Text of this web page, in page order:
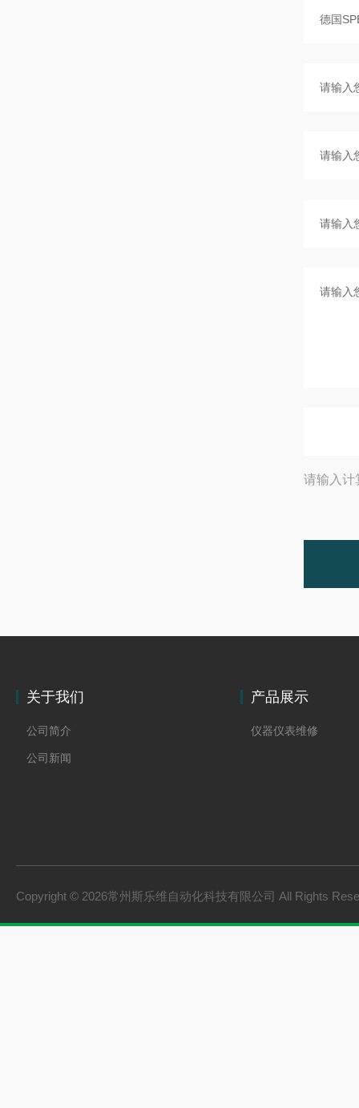
请输入计
关于我们
公司简介
公司新闻
产品展示
仪器仪表维修
Copyright © 2026常州斯乐维自动化科技有限公司 All Rights